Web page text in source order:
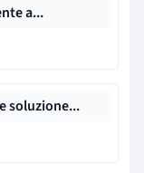
a...
soluzione...